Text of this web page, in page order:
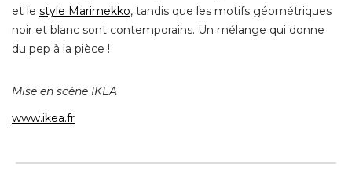
et le style Marimekko, tandis que les motifs géométriques
noir et blanc sont contemporains. Un mélange qui donne
du pep à la pièce !
Mise en scène IKEA
www.ikea.fr